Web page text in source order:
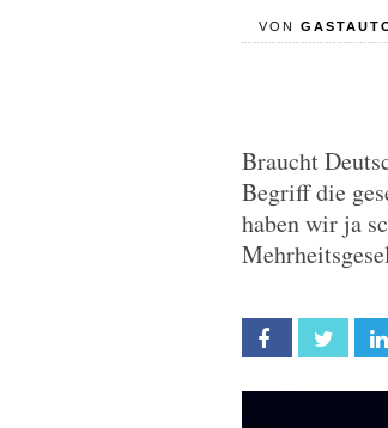
VON
Braucht
Begriff die
haben wir ja
Facebook